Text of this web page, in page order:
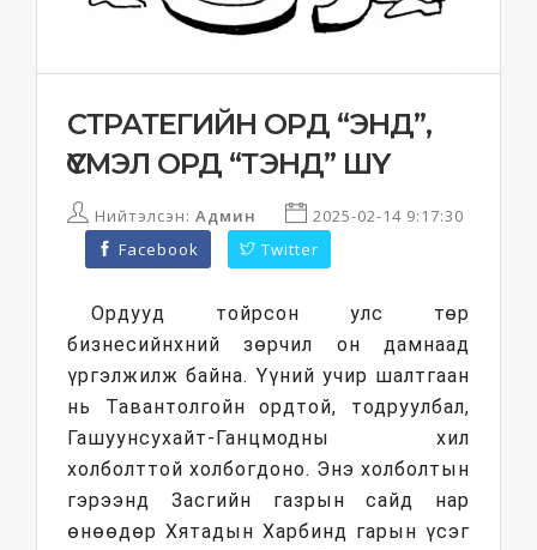
СТРАТЕГИЙН ОРД “ЭНД”,
ҮҮСМЭЛ ОРД “ТЭНД” ШҮҮ
Нийтэлсэн: Админ
2025-02-14 9:17:30
Facebook
Twitter
Ордууд тойрсон улс төр
бизнесийнхний зөрчил он дамнаад
үргэлжилж байна. Үүний учир шалтгаан
нь Тавантолгойн ордтой, тодруулбал,
Гашуунсухайт-Ганцмодны хил
холболттой холбогдоно. Энэ холболтын
гэрээнд Засгийн газрын сайд нар
өнөөдөр Хятадын Харбинд гарын үсэг